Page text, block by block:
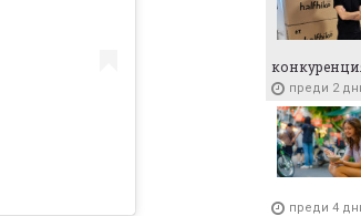
преди 2
преди 4